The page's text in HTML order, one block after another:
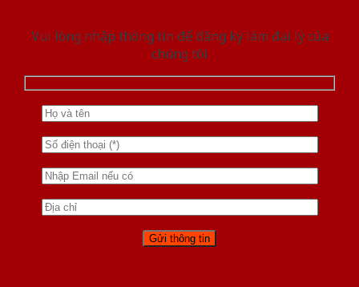
Vui lòng nhập thông tin để đăng ký làm đại lý của
chúng tôi